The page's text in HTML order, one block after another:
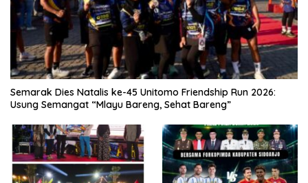
Semarak Dies Natalis ke-45 Unitomo Friendship Run 2026:
Usung Semangat “Mlayu Bareng, Sehat Bareng”